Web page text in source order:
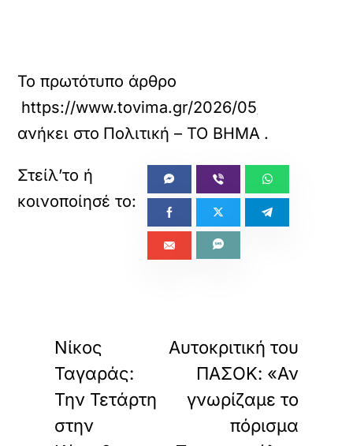
Το πρωτότυπο άρθρο
https://www.tovima.gr/2026/05/30/
ανήκει στο Πολιτική – ΤΟ ΒΗΜΑ .
Νίκος
Ταγαράς:
Την Τετάρτη
στην
Αυτοκριτική του
ΠΑΣΟΚ: «Αν
γνωρίζαμε το
πόρισμα